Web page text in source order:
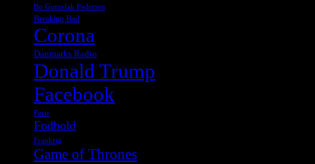
Bo Gorzelak Pedersen
Breaking Bad
Corona
Danmarks Radio
Donald Trump
Facebook
Ferie
Fodbold
Frankrig
Game of Thrones